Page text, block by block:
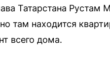
Татарстана Рустам
там находится
всего дома.